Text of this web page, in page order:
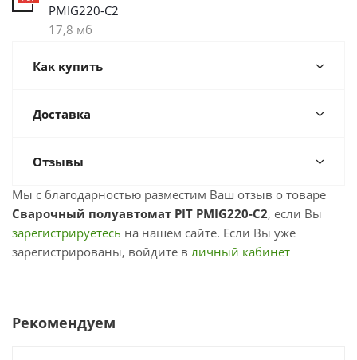
PMIG220-C2
17,8 мб
Как купить
Доставка
Отзывы
Мы с благодарностью разместим Ваш отзыв о товаре
Сварочный полуавтомат PIT PMIG220-C2, если Вы
зарегистрируетесь на нашем сайте. Если Вы уже
зарегистрированы, войдите в личный кабинет
Рекомендуем